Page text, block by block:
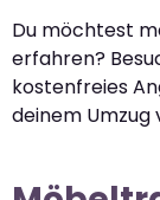
Du möchtest
erfahren?
kostenfreies
deinem Umzug